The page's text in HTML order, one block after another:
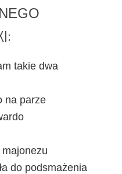
takie dwa
na parze
majonezu
do podsmażenia